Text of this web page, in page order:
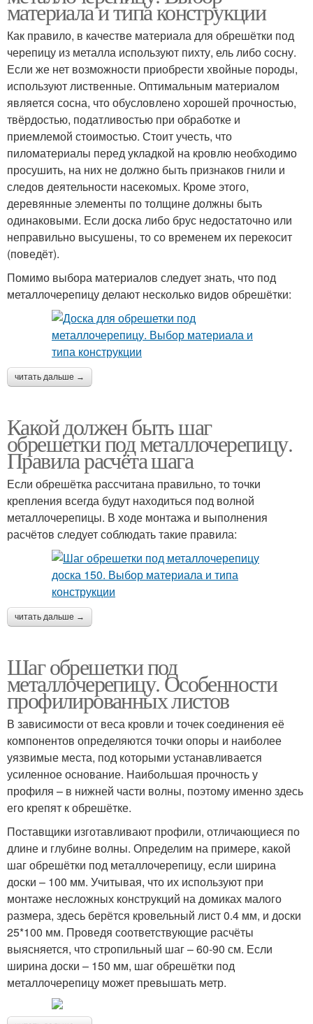
материала и типа конструкции
Как правило, в качестве материала для обрешётки под
черепицу из металла используют пихту, ель либо сосну.
Если же нет возможности приобрести хвойные породы,
используют лиственные. Оптимальным материалом
является сосна, что обусловлено хорошей прочностью,
твёрдостью, податливостью при обработке и
приемлемой стоимостью. Стоит учесть, что
пиломатериалы перед укладкой на кровлю необходимо
просушить, на них не должно быть признаков гнили и
следов деятельности насекомых. Кроме этого,
деревянные элементы по толщине должны быть
одинаковыми. Если доска либо брус недостаточно или
неправильно высушены, то со временем их перекосит
(поведёт).
Помимо выбора материалов следует знать, что под
металлочерепицу делают несколько видов обрешётки:
читать дальше →
Какой должен быть шаг
обрешетки под металлочерепицу.
Правила расчёта шага
Если обрешётка рассчитана правильно, то точки
крепления всегда будут находиться под волной
металлочерепицы. В ходе монтажа и выполнения
расчётов следует соблюдать такие правила:
читать дальше →
Шаг обрешетки под
металлочерепицу. Особенности
профилированных листов
В зависимости от веса кровли и точек соединения её
компонентов определяются точки опоры и наиболее
уязвимые места, под которыми устанавливается
усиленное основание. Наибольшая прочность у
профиля – в нижней части волны, поэтому именно здесь
его крепят к обрешётке.
Поставщики изготавливают профили, отличающиеся по
длине и глубине волны. Определим на примере, какой
шаг обрешётки под металлочерепицу, если ширина
доски – 100 мм. Учитывая, что их используют при
монтаже несложных конструкций на домиках малого
размера, здесь берётся кровельный лист 0.4 мм, и доски
25*100 мм. Проведя соответствующие расчёты
выясняется, что стропильный шаг – 60-90 см. Если
ширина доски – 150 мм, шаг обрешётки под
металлочерепицу может превышать метр.